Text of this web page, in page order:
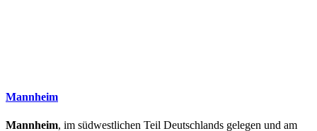
Mannheim
Mannheim, im südwestlichen Teil Deutschlands gelegen und am